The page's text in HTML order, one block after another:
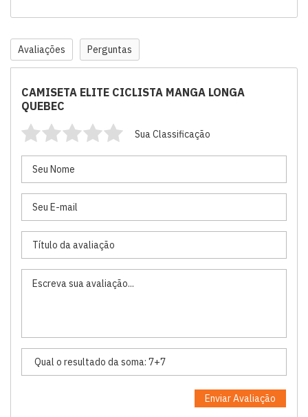
Avaliações Perguntas
CAMISETA ELITE CICLISTA MANGA LONGA
QUEBEC
Sua Classificação